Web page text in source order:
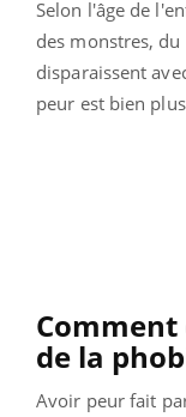
Selon l'âge de
des monstres,
disparaissent
peur est bien
de la
Avoir peur fait